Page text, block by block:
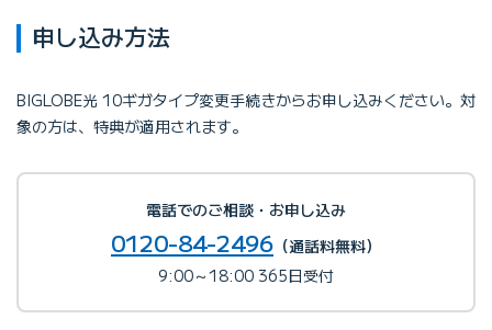
申し込み方法
BIGLOBE光 10ギガタイプ変更手続きからお申し込みください。対
象の方は、特典が適用されます。
電話でのご相談・お申し込み
0120-84-2496 （通話料無料）
9:00～18:00 365日受付